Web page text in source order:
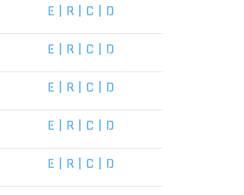
E R C D
E R C D
E R C D
E R C D
E R C D